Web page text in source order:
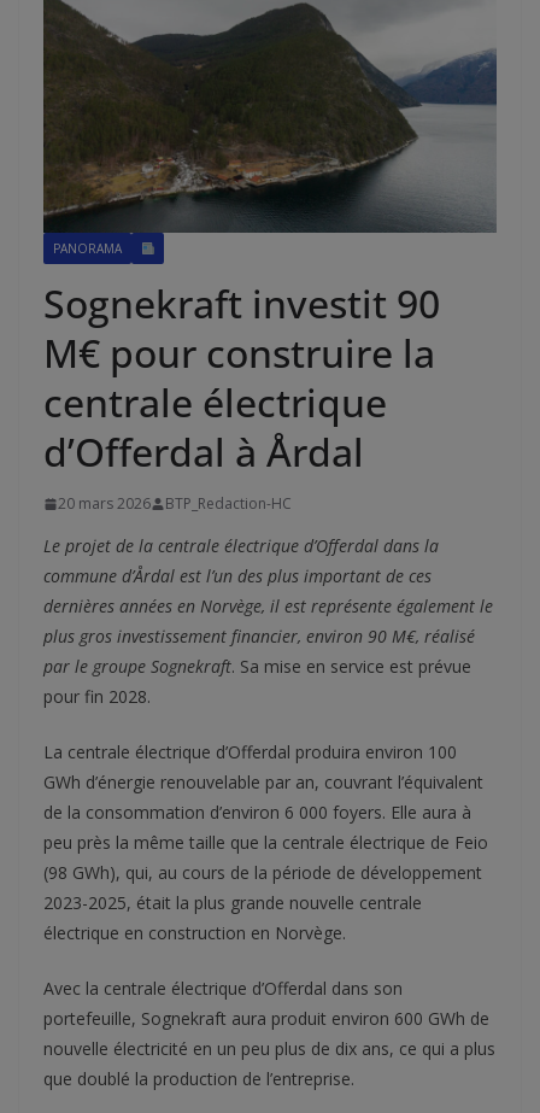
PANORAMA
Sognekraft investit 90
M€ pour construire la
centrale électrique
d’Offerdal à Årdal
20 mars 2026 BTP_Redaction-HC
Le projet de la centrale électrique d’Offerdal dans la
commune d’Årdal est l’un des plus important de ces
dernières années en Norvège, il est représente également le
plus gros investissement financier, environ 90 M€, réalisé
par le groupe Sognekraft. Sa mise en service est prévue
pour fin 2028.
La centrale électrique d’Offerdal produira environ 100
GWh d’énergie renouvelable par an, couvrant l’équivalent
de la consommation d’environ 6 000 foyers. Elle aura à
peu près la même taille que la centrale électrique de Feio
(98 GWh), qui, au cours de la période de développement
2023-2025, était la plus grande nouvelle centrale
électrique en construction en Norvège.
Avec la centrale électrique d’Offerdal dans son
portefeuille, Sognekraft aura produit environ 600 GWh de
nouvelle électricité en un peu plus de dix ans, ce qui a plus
que doublé la production de l’entreprise.